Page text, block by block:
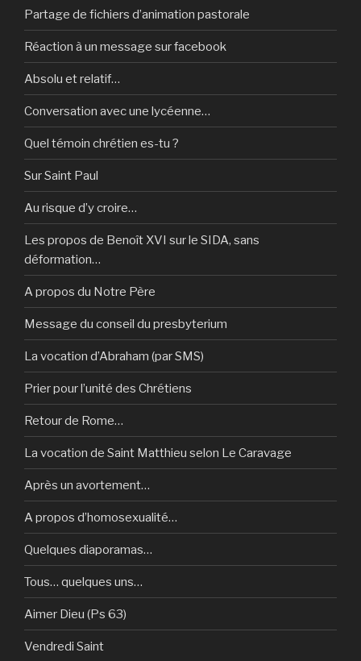
Partage de fichiers d’animation pastorale
Réaction à un message sur facebook
Absolu et relatif…
Conversation avec une lycéenne…
Quel témoin chrétien es-tu ?
Sur Saint Paul
Au risque d’y croire…
Les propos de Benoît XVI sur le SIDA, sans
déformation…
A propos du Notre Père
Message du conseil du presbyterium
La vocation d’Abraham (par SMS)
Prier pour l’unité des Chrétiens
Retour de Rome…
La vocation de Saint Matthieu selon Le Caravage
Après un avortement…
A propos d’homosexualité…
Quelques diaporamas…
Tous… quelques uns…
Aimer Dieu (Ps 63)
Vendredi Saint